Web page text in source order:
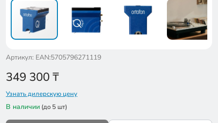
Артикул: EAN:5705796271119
349 300₸
Узнать дилерскую цену
В наличии (до 5 шт)